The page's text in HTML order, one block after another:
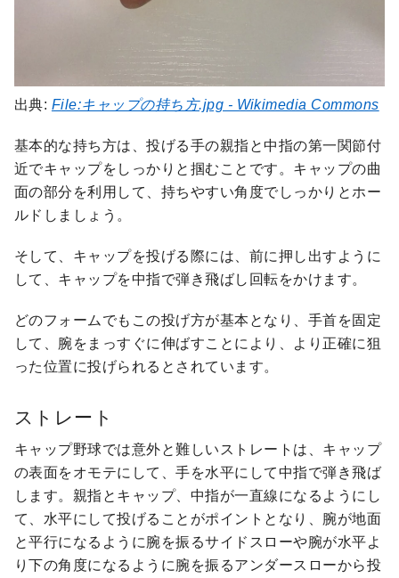
出典: File:キャップの持ち方.jpg - Wikimedia Commons
基本的な持ち方は、投げる手の親指と中指の第一関節付
近でキャップをしっかりと掴むことです。キャップの曲
面の部分を利用して、持ちやすい角度でしっかりとホー
ルドしましょう。
そして、キャップを投げる際には、前に押し出すように
して、キャップを中指で弾き飛ばし回転をかけます。
どのフォームでもこの投げ方が基本となり、手首を固定
して、腕をまっすぐに伸ばすことにより、より正確に狙
った位置に投げられるとされています。
ストレート
キャップ野球では意外と難しいストレートは、キャップ
の表面をオモテにして、手を水平にして中指で弾き飛ば
します。親指とキャップ、中指が一直線になるようにし
て、水平にして投げることがポイントとなり、腕が地面
と平行になるように腕を振るサイドスローや腕が水平よ
り下の角度になるように腕を振るアンダースローから投